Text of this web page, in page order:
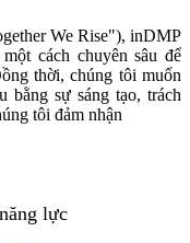
We Rise"), inDMP
cách chuyên sâu để
thời, chúng tôi muốn
bằng sự sáng tạo, trách
tôi đảm nhận
lực